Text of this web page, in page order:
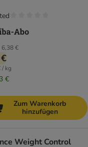
6,38 €
/ kg
€
Zum Warenkorb
hinzufügen
Weight Control